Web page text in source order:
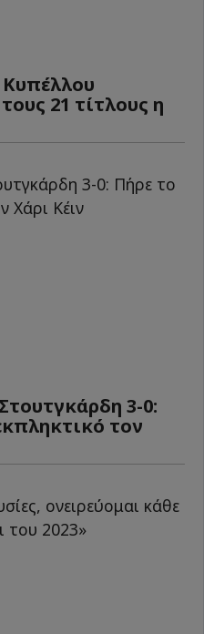
21 τίτλους η
3-0:
τον